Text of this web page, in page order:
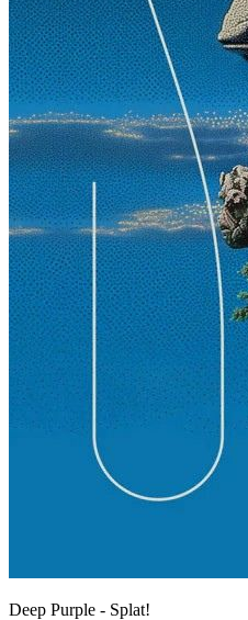
Deep Purple - Splat!